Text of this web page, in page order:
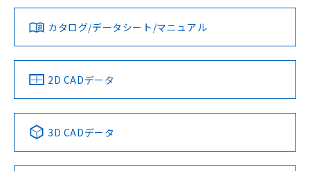
ダウンロードデータをご利用いただく前に、以下を必ずお読
みください。
ソフトウェアの使用条件
対応済み
中国 RoHS 注意事項・凡例
Pb Hg Cd Cr(VI)
LR型式承認
（イギリス
船舶規格）
DNV型式承認
（ノルウェー
BV型式承認
（フランス
KR型式
（韓国
No No No No
この製品の規格認証/適合状況ページへ
その他の認証はこちらのページからご検索ください
カタログ/データシート/マニュアル
2D CADデータ
3D CADデータ